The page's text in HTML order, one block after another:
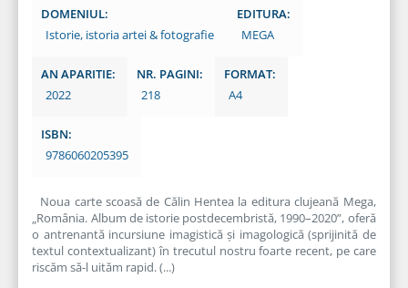
DOMENIUL:
Istorie, istoria artei & fotografie
EDITURA:
MEGA
AN APARITIE:
2022
NR. PAGINI:
218
FORMAT:
A4
ISBN:
9786060205395
Noua carte scoasă de Călin Hentea la editura clujeană Mega,
„România. Album de istorie postdecembristă, 1990–2020”, oferă
o antrenantă incursiune imagistică și imagologică (sprijinită de
textul contextualizant) în trecutul nostru foarte recent, pe care
riscăm să-l uităm rapid. (...)